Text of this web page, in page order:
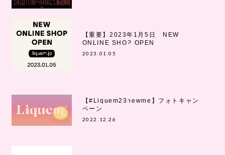
【重要】2023年1月5日 NEW
ONLINE SHOP OPEN
2023.01.05
【#Liquem23newme】フォトキャン
ペーン
2022.12.26